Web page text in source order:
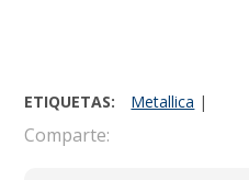
ETIQUETAS: Metallica |
Comparte: